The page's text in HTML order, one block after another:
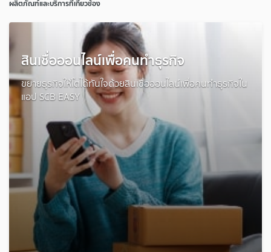
ผลิตภัณฑ์และบริการที่เกี่ยวข้อง
สินเชื่อออนไลน์เพื่อคนทำธุรกิจ
ขยายธุรกิจให้โตได้ทันใจด้วยสินเชื่อออนไลน์เพื่อคนทำธุรกิจใน
แอป SCB EASY